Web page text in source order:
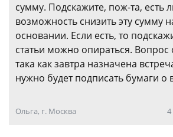
сумму. Подскажите, пож-та, есть
возможность снизить эту сумму
основании. Если есть, то
статьи можно опираться.
така как завтра назначена
нужно будет подписать бумаги о
Ольга, г. Москва 4